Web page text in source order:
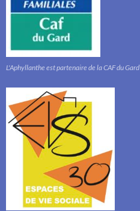
L'Aphyllanthe est partenaire de la CAF du Gard